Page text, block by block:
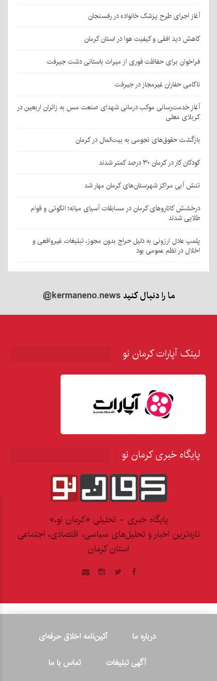
آغاز اجرای طرح پزشک خانواده در رفسنجان
کاهش دید افقی و کیفیت هوا در استان کرمان
فراخوان برای حفاظت فوری از میراث باستانی دشت جیرفت
ناکامی حفاران غیرمجاز در جیرفت
آغاز خدمت‌رسانی موکب درمانی شهدای صنعت مس به زائران اربعین در
کربلای معلی
بازگشت حقوق‌های نجومی به بیت‌المال در کرمان
کودکان کار در کرمان ۳۰ درصد کمتر شدند
تنش آبی مراکز شهرستان‌های کرمان مهار شد
درخشش کاتاروهای کرمان در مسابقات آسیای میانه؛ انکوتی و قوام
طلایی شدند
پلمپ عادل ارزونی به دليل حراج بدون مجوز، تبليغات غیرواقعی و
اخلال در نظم عمومی بود
ما را دنبال کنید@kermaneno.news
لینک آپارات کرمان نو
پایگاه خبری کرمان نو
پایگاه خبری - تحلیلی «کرمان نو،»
تازه‌ترین اخبار و تحلیل‌های سیاسی، اقتصادی، اجتماعی
استان کرمان
درباره ما
آئین‌نامه اخلاق حرفه‌ای
آگهی تبلیغات
تماس با ما